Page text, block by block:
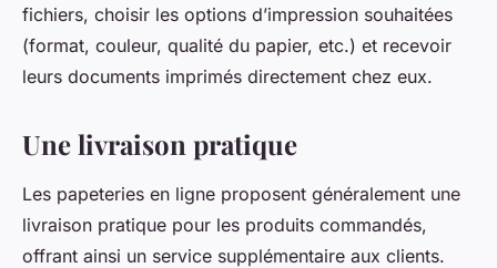
fichiers, choisir les options d’impression souhaitées
(format, couleur, qualité du papier, etc.) et recevoir
leurs documents imprimés directement chez eux.
Une livraison pratique
Les papeteries en ligne proposent généralement une
livraison pratique pour les produits commandés,
offrant ainsi un service supplémentaire aux clients.